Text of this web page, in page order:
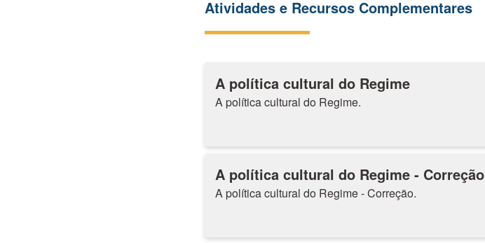
Atividades e Recursos Complementares
A política cultural do Regime
A política cultural do Regime.
A política cultural do Regime - Correção
A política cultural do Regime - Correção.